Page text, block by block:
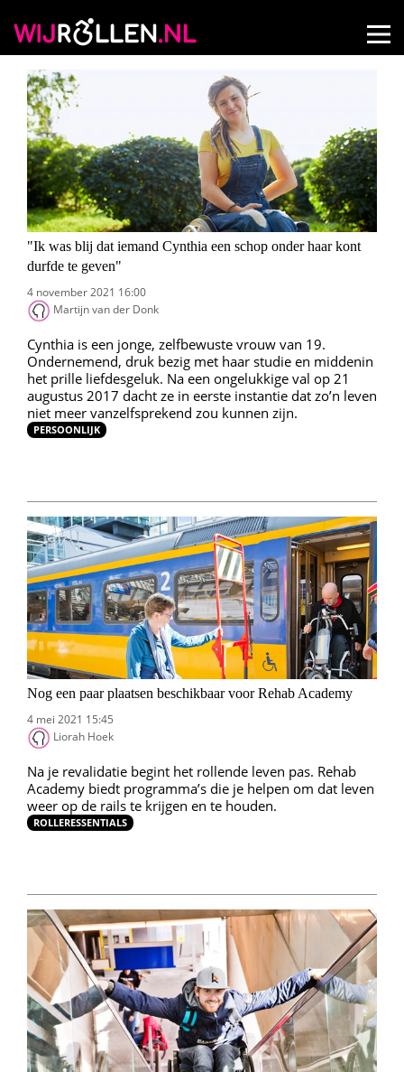
"Ik was blij dat iemand Cynthia een schop onder haar kont
durfde te geven"
4 november 2021 16:00
Martijn van der Donk
Cynthia is een jonge, zelfbewuste vrouw van 19.
Ondernemend, druk bezig met haar studie en middenin
het prille liefdesgeluk. Na een ongelukkige val op 21
augustus 2017 dacht ze in eerste instantie dat zo’n leven
niet meer vanzelfsprekend zou kunnen zijn.
PERSOONLIJK
Nog een paar plaatsen beschikbaar voor Rehab Academy
4 mei 2021 15:45
Liorah Hoek
Na je revalidatie begint het rollende leven pas. Rehab
Academy biedt programma’s die je helpen om dat leven
weer op de rails te krijgen en te houden.
ROLLERESSENTIALS